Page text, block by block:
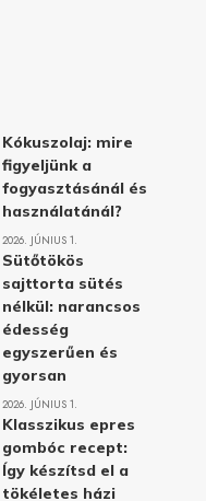
Kókuszolaj: mire
figyeljünk a
fogyasztásánál és
használatánál?
2026. JÚNIUS 1.
Sütőtökös
sajttorta sütés
nélkül: narancsos
édesség
egyszerűen és
gyorsan
2026. JÚNIUS 1.
Klasszikus epres
gombóc recept:
Így készítsd el a
tökéletes házi